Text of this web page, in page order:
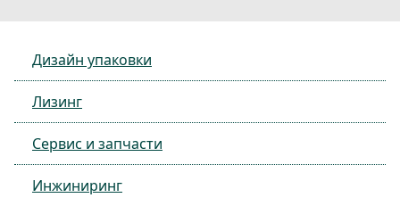
Дизайн упаковки
Лизинг
Сервис и запчасти
Инжиниринг